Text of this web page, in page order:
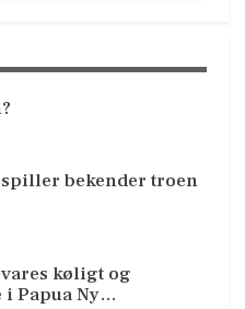
bekender troen
køligt og
i Papua Ny…